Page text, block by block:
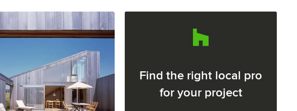
Find the right local pro
for your project